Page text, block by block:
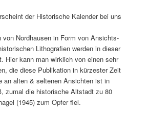
der Historische Kalender bei uns
Nordhausen in Form von Ansichts-
Lithografien werden in dieser
Hier kann man wirklich von einen sehr
die diese Publikation in kürzester Zeit
an alten & seltenen Ansichten ist in
zumal die historische Altstadt zu 80
(1945) zum Opfer fiel.